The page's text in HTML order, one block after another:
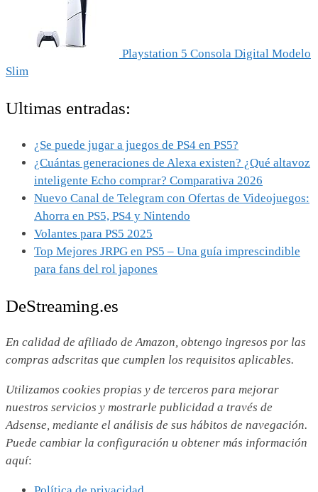
Playstation 5 Consola Digital Modelo
Slim
Ultimas entradas:
¿Se puede jugar a juegos de PS4 en PS5?
¿Cuántas generaciones de Alexa existen? ¿Qué altavoz
inteligente Echo comprar? Comparativa 2026
Nuevo Canal de Telegram con Ofertas de Videojuegos:
Ahorra en PS5, PS4 y Nintendo
Volantes para PS5 2025
Top Mejores JRPG en PS5 – Una guía imprescindible
para fans del rol japones
DeStreaming.es
En calidad de afiliado de Amazon, obtengo ingresos por las
compras adscritas que cumplen los requisitos aplicables.
Utilizamos cookies propias y de terceros para mejorar
nuestros servicios y mostrarle publicidad a través de
Adsense, mediante el análisis de sus hábitos de navegación.
Puede cambiar la configuración u obtener más información
aquí: